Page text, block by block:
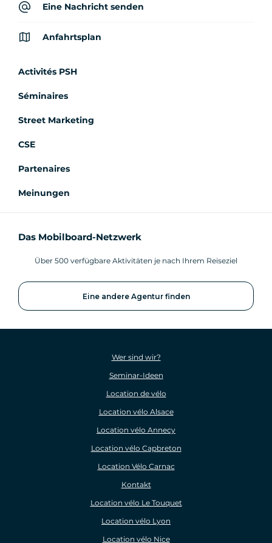
Eine Nachricht senden
Anfahrtsplan
Activités PSH
Séminaires
Street Marketing
CSE
Partenaires
Meinungen
Das Mobilboard-Netzwerk
Über 500 verfügbare Aktivitäten je nach Ihrem Reiseziel
Eine andere Agentur finden
Wer sind wir?
Seminar-Ideen
Location de vélo
Location vélo Alsace
Location vélo Annecy
Location vélo Capbreton
Location Vélo Carnac
Kontakt
Location vélo Le Touquet
Location vélo Lyon
Location vélo Nice